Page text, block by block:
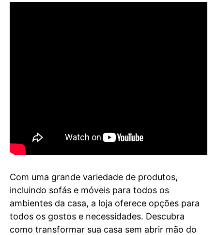
Com uma grande variedade de produtos,
incluindo sofás e móveis para todos os
ambientes da casa, a loja oferece opções para
todos os gostos e necessidades. Descubra
como transformar sua casa sem abrir mão do